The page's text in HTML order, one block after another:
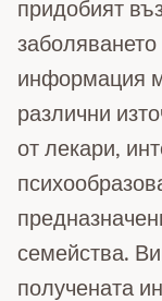
придобият
информация
различни
от лекари,
семейства.
получената